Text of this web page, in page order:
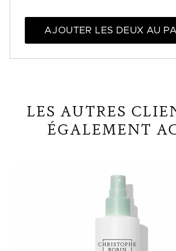
AJOUTER LES DEUX AU
LES AUTRES
ÉGALEMENT